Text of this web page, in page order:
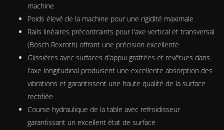
machine
Poids élevé de la machine pour une rigidité maximale
Rails linéaires précontraints pour l'axe vertical et transversal
(Bosch Rexroth) offrant une précision excellente
Glissières avec surfaces d'appui grattées et revêtues dans
l'axe longitudinal produisent une excellente absorption des
vibrations et garantissent une haute qualité de la surface
rectifiée
Course hydraulique de la table avec refroidisseur
garantissant un excellent état de surface